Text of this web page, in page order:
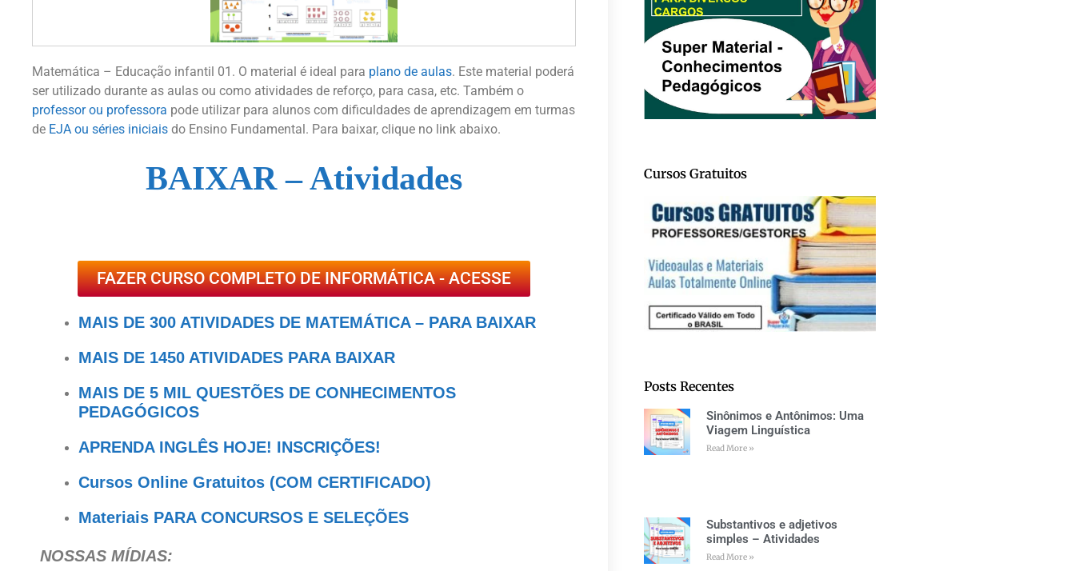
Matemática – Educação infantil 01. O material é ideal para plano de aulas. Este material poderá
ser utilizado durante as aulas ou como atividades de reforço, para casa, etc. Também o
professor ou professora pode utilizar para alunos com dificuldades de aprendizagem em turmas
de EJA ou séries iniciais do Ensino Fundamental. Para baixar, clique no link abaixo.
BAIXAR – Atividades
FAZER CURSO COMPLETO DE INFORMÁTICA - ACESSE
MAIS DE 300 ATIVIDADES DE MATEMÁTICA – PARA BAIXAR
MAIS DE 1450 ATIVIDADES PARA BAIXAR
MAIS DE 5 MIL QUESTÕES DE CONHECIMENTOS
PEDAGÓGICOS
APRENDA INGLÊS HOJE! INSCRIÇÕES!
Cursos Online Gratuitos (COM CERTIFICADO)
Materiais PARA CONCURSOS E SELEÇÕES
NOSSAS MÍDIAS:
Cursos Gratuitos
Posts Recentes
Sinônimos e Antônimos: Uma
Viagem Linguística
Read More »
Substantivos e adjetivos
simples – Atividades
Read More »